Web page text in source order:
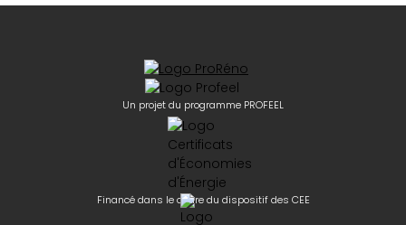
Un projet du programme PROFEEL
Financé dans le cadre du dispositif des CEE